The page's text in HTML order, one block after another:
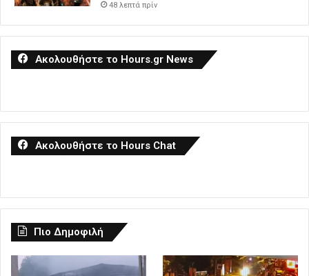
48 λεπτά πρίν
Ακολουθήστε το Hours.gr News
Ακολουθήστε το Hours Chat
Πιο Δημοφιλή